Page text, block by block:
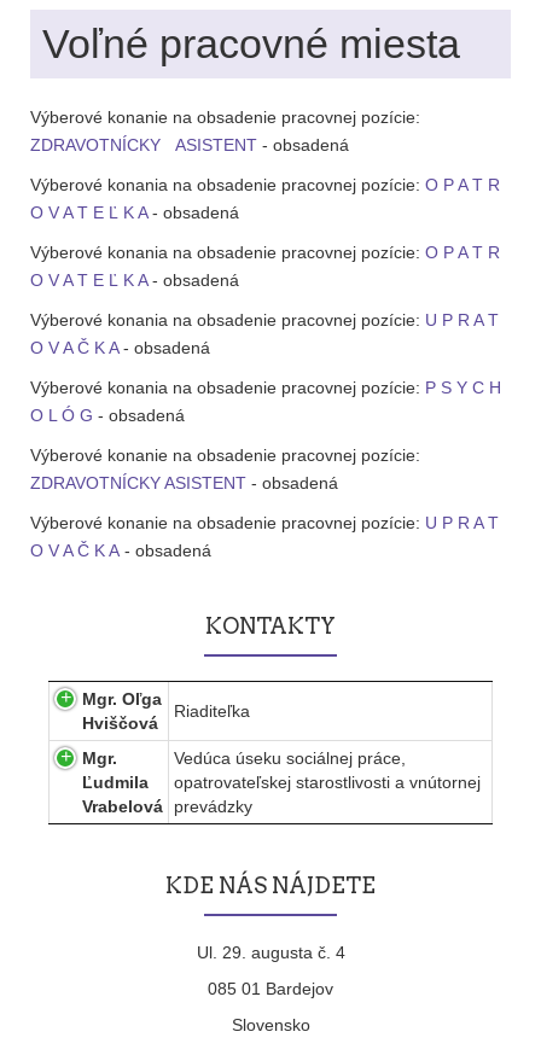
Voľné pracovné miesta
Výberové konanie na obsadenie pracovnej pozície:
ZDRAVOTNÍCKY ASISTENT - obsadená
Výberové konania na obsadenie pracovnej pozície: O P A T R
O V A T E Ľ K A- obsadená
Výberové konania na obsadenie pracovnej pozície: O P A T R
O V A T E Ľ K A- obsadená
Výberové konania na obsadenie pracovnej pozície: U P R A T
O V A Č K A- obsadená
Výberové konania na obsadenie pracovnej pozície: P S Y C H
O L Ó G - obsadená
Výberové konanie na obsadenie pracovnej pozície:
ZDRAVOTNÍCKY ASISTENT - obsadená
Výberové konanie na obsadenie pracovnej pozície: U P R A T
O V A Č K A - obsadená
KONTAKTY
Mgr. Oľga
Hviščová
Riaditeľka
Mgr.
Ľudmila
Vrabelová
Vedúca úseku sociálnej práce,
opatrovateľskej starostlivosti a vnútornej
prevádzky
KDE NÁS NÁJDETE
Ul. 29. augusta č. 4
085 01 Bardejov
Slovensko